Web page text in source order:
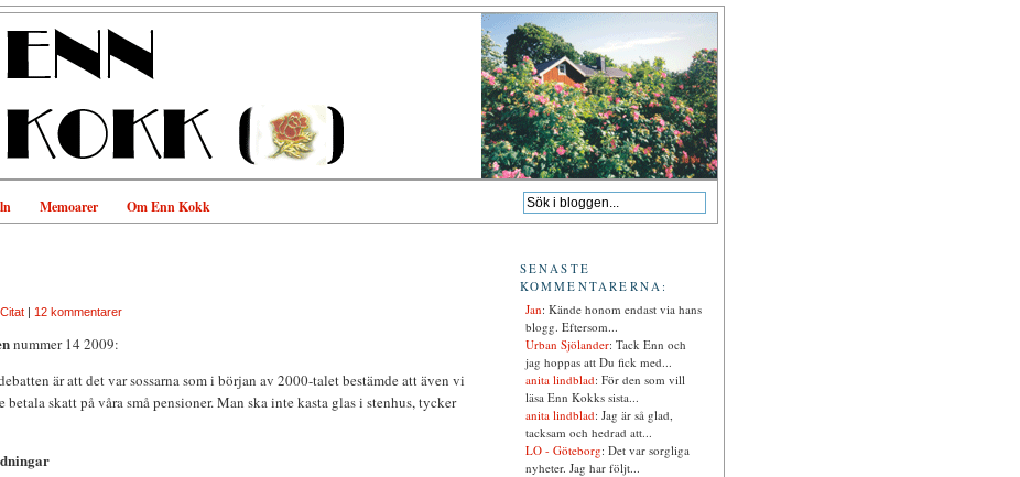
Memoarer Om Enn Kokk
Citat| 12 kommentarer
nummer 14 2009:
är att det var sossarna som i början av 2000-talet bestämde att även vi
skatt på våra små pensioner. Man ska inte kasta glas i stenhus, tycker
SENASTE
KOMMENTARERNA:
Jan: Kände honom endast via hans
blogg. Eftersom...
Urban Sjölander: Tack Enn och
jag hoppas att Du fick med...
anita lindblad: För den som vill
läsa Enn Kokks sista...
anita lindblad: Jag är så glad,
tacksam och hedrad att...
LO - Göteborg: Det var sorgliga
nyheter. Jag har följt...